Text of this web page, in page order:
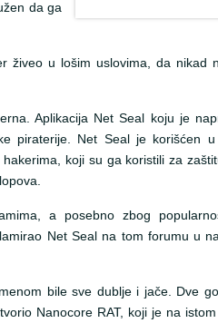
da ga
živeo u lošim uslovima, da nikad
Aplikacija Net Seal koju je
piraterije. Net Seal je korišćen
koji su ga koristili za
a posebno zbog
Net Seal na tom forumu u
bile sve dublje i jače. Dve
Nanocore RAT, koji je na